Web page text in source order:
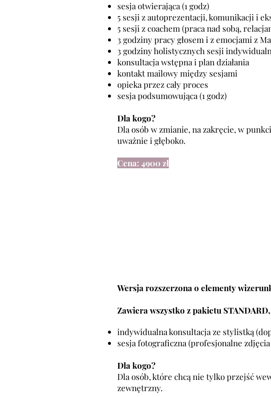
sesja otwierająca (1 godz)
5 sesji z autoprezentacji, komunikacji i
5 sesji z coachem (praca nad sobą,
3 godziny pracy głosem i z emocjami z
3 godziny holistycznych sesji
konsultacja wstępna i plan działania
kontakt mailowy między sesjami
opieka przez cały proces
sesja podsumowująca (1 godz)
Dla kogo?
Dla osób w zmianie, na zakręcie, w
uważnie i głęboko.
Cena: 4900 zł
Wersja rozszerzona o elementy
Zawiera wszystko z pakietu
indywidualna konsultacja ze stylistką
sesja fotograficzna (profesjonalne
Dla kogo?
Dla osób, które chcą nie tylko przejść
zewnętrzny.